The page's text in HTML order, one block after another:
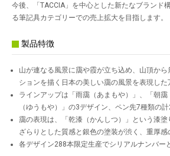
今後、「TACCIA」を中心とした新たなブランド
る筆記具カテゴリーでの売上拡大を目指します。
製品特徴
山が連なる風景に靄や霞が立ち込め、山頂か
ションを描く日本の美しい靄の風景を表現した
ラインアップは「雨靄（あまもや）」、「朝
（ゆうもや）」の3デザイン、ペン先7種類の
靄の表現は、「乾漆（かんしつ）」という漆塗
ざらりとした質感と銀色の塗装が渋く、重厚
各デザイン288本限定生産でシリアルナンバー